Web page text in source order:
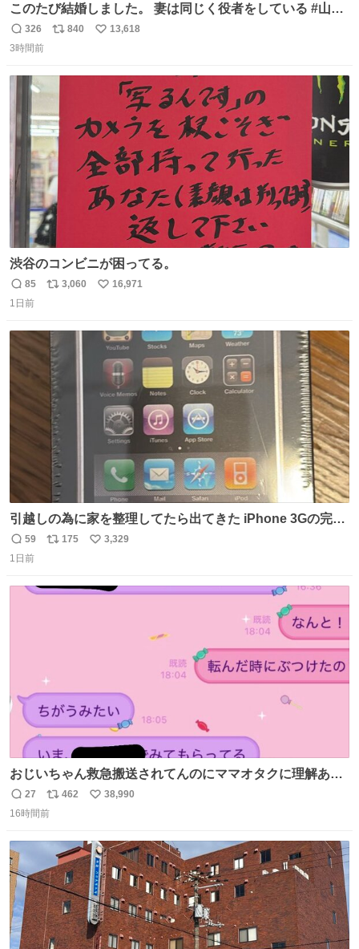
このたび結婚しました。 妻は同じく役者をしている #山下
ひかり です。 これからも一つひとつの作品に真摯に向き合
い、役者として精進していきます。変わらず見守っていた
立ち寄った、妻のソウルフードのラーメン屋さんでの一枚
返
信
326
リ
ト
840
い
13,618
3時間前
渋谷のコンビニが困ってる。
返
信
85
リ
ト
数
3,060
い
数
16,971
1日前
引越しの為に家を整理してたら出てきた iPhone 3Gの完全
未開封品 かなり前に楽天だかで買った多分未使用のデモ機
で-が出るのだと思うんだよね ヤフオクで売れてない190万
本初のモデルではあるけど´д` ; #Apple #iPhone3G
返
信
59
リ
ト
175
い
数
3,329
1日前
おじいちゃん救急搬送されてんのにママオタクに理解あっ
て不謹慎だけどウケる
返
信
27
リ
ポ
ト
数
462
い
数
38,990
16時間前